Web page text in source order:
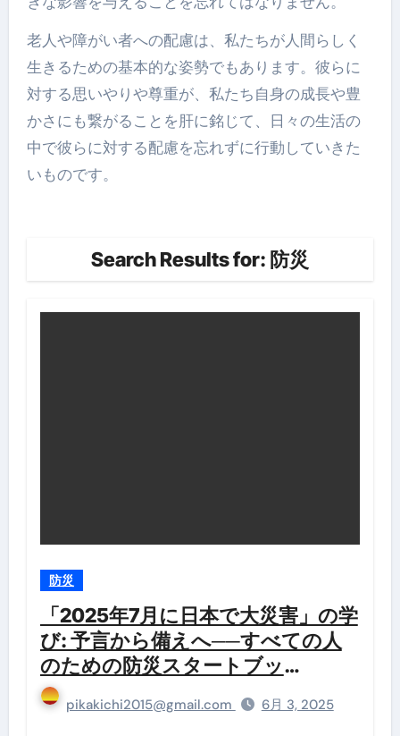
老人や障がい者への配慮は、私たちが人間らしく
生きるための基本的な姿勢でもあります。彼らに
対する思いやりや尊重が、私たち自身の成長や豊
かさにも繋がることを肝に銘じて、日々の生活の
中で彼らに対する配慮を忘れずに行動していきた
いものです。
Search Results for: 防災
防災
「2025年7月に日本で大災害」の学
び: 予言から備えへ──すべての人
のための防災スタートブッ
ク Kindle版
pikakichi2015@gmail.com 6月 3, 2025